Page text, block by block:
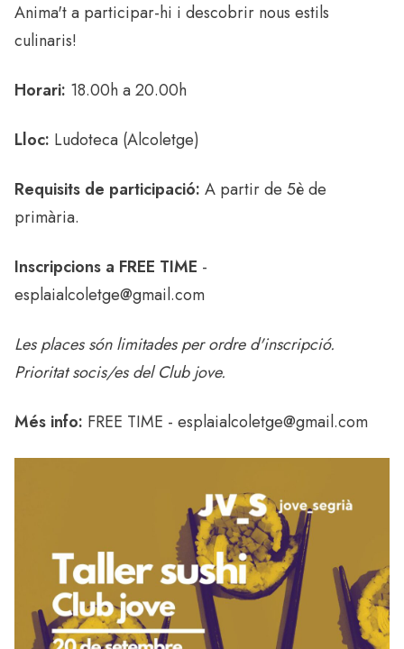
Anima't a participar-hi i descobrir nous estils
culinaris!
Horari: 18.00h a 20.00h
Lloc: Ludoteca (Alcoletge)
Requisits de participació: A partir de 5è de
primària.
Inscripcions a FREE TIME -
esplaialcoletge@gmail.com
Les places són limitades per ordre d'inscripció.
Prioritat socis/es del Club jove.
Més info: FREE TIME - esplaialcoletge@gmail.com